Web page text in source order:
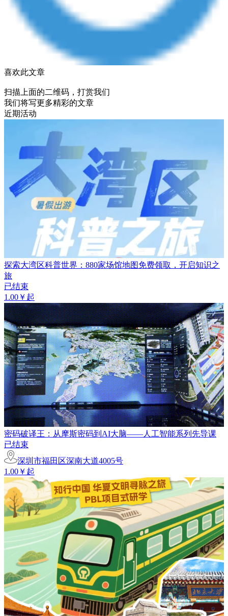
喜欢此文章
扫描上面的二维码，打赏我们
我们将写更多精彩的文章
近期活动
探索大湾区科普世界：880家场馆地图免费领取，开启知识之
旅
已结束
1.00￥起
密码破译王：从摩斯密码到AI大脑——人工智能系列先导课
已结束
深圳市福田区深南大道4005号
1.00￥起